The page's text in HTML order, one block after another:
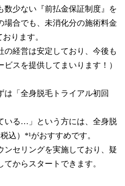
数少ない『前払金保証制度』を
場合でも、未消化分の施術料金
ります。
の経営は安定しており、今後も
スを提供してまいります！）
は「全身脱毛トライアル初回
いる…」という方には、全身脱
込）*¹がおすすめです。
ンセリングを実施しており、疑
からスタートできます。